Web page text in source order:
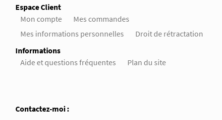
Espace Client
Mon compte
Mes commandes
Mes informations personnelles
Droit de rétractation
Informations
Aide et questions fréquentes
Plan du site
Contactez-moi :